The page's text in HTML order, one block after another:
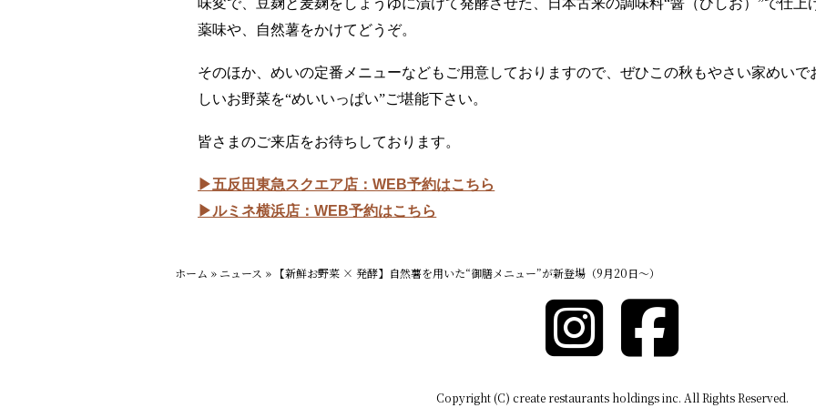
薬味や、自然薯をかけてどうぞ。
そのほか、めいの定番メニューなどもご用意しておりますので、ぜひこの秋もやさい家めいで
しいお野菜を“めいいっぱい”ご堪能下さい。
皆さまのご来店をお待ちしております。
▶五反田東急スクエア店：WEB予約はこちら
▶ルミネ横浜店：WEB予約はこちら
ホーム » ニュース » 【新鮮お野菜 × 発酵】自然薯を用いた“御膳メニュー”が新登場（9月20日～）
Copyright (C) create restaurants holdings inc. All Rights Reserved.